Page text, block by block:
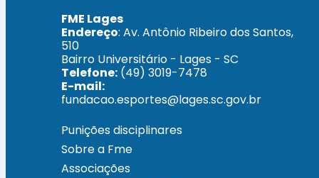
FME Lages
Endereço: Av. Antônio Ribeiro dos Santos,
510
Bairro Universitário - Lages - SC
Telefone: (49) 3019-7478
E-mail:
fundacao.esportes@lages.sc.gov.br
Punições disciplinares
Sobre a Fme
Associações